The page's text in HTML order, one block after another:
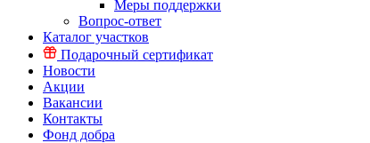
Меры поддержки
Вопрос-ответ
Каталог участков
Подарочный сертификат
Новости
Акции
Вакансии
Контакты
Фонд добра